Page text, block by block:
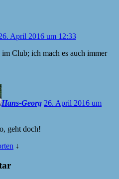
April 2016 um 12:33
Club; ich mach es auch immer
Hans-Georg 26. April 2016 um
geht doch!
↓